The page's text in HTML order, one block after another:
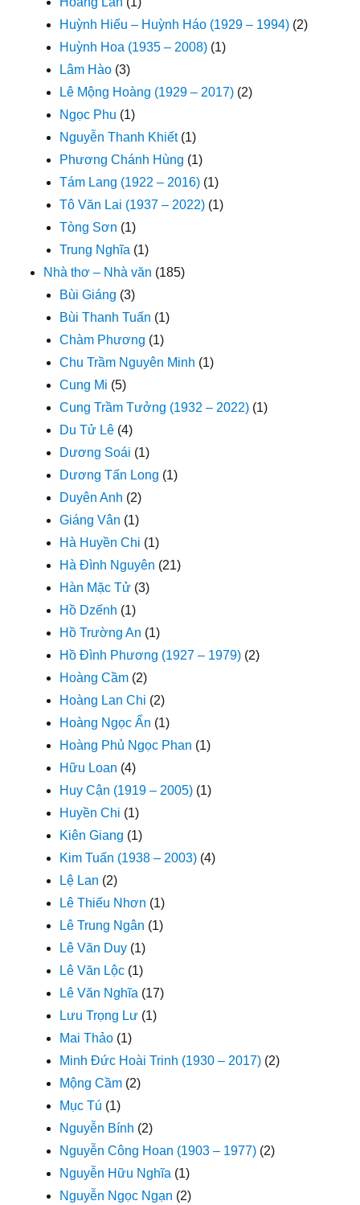
Huỳnh Hiếu – Huỳnh Háo (1929 – 1994) (2)
Huỳnh Hoa (1935 – 2008) (1)
Lâm Hào (3)
Lê Mộng Hoàng (1929 – 2017) (2)
Ngọc Phu (1)
Nguyễn Thanh Khiết(1)
Phương Chánh Hùng (1)
Tám Lang (1922 – 2016) (1)
Tô Văn Lai (1937 – 2022) (1)
Tòng Sơn (1)
Trung Nghĩa (1)
Nhà thơ – Nhà văn (185)
Bùi Giáng (3)
Bùi Thanh Tuấn (1)
Chàm Phương (1)
Chu Trầm Nguyên Minh (1)
Cung Mi (5)
Cung Trầm Tưởng (1932 – 2022) (1)
Du Tử Lê (4)
Dương Soái (1)
Dương Tấn Long (1)
Duyên Anh (2)
Giáng Vân (1)
Hà Huyền Chi (1)
Hà Đình Nguyên (21)
Hàn Mặc Tử (3)
Hồ Dzếnh (1)
Hồ Trường An (1)
Hồ Đình Phương (1927 – 1979) (2)
Hoàng Cầm (2)
Hoàng Lan Chi (2)
Hoàng Ngọc Ẩn (1)
Hoàng Phủ Ngọc Phan (1)
Hữu Loan (4)
Huy Cận (1919 – 2005) (1)
Huyền Chi (1)
Kiên Giang (1)
Kim Tuấn (1938 – 2003) (4)
Lệ Lan (2)
Lê Thiếu Nhơn (1)
Lê Trung Ngân (1)
Lê Văn Duy (1)
Lê Văn Lộc (1)
Lê Văn Nghĩa (17)
Lưu Trọng Lư (1)
Mai Thảo (1)
Minh Đức Hoài Trinh (1930 – 2017) (2)
Mộng Cầm (2)
Mục Tú (1)
Nguyễn Bính (2)
Nguyễn Công Hoan (1903 – 1977) (2)
Nguyễn Hữu Nghĩa (1)
Nguyễn Ngọc Ngạn (2)